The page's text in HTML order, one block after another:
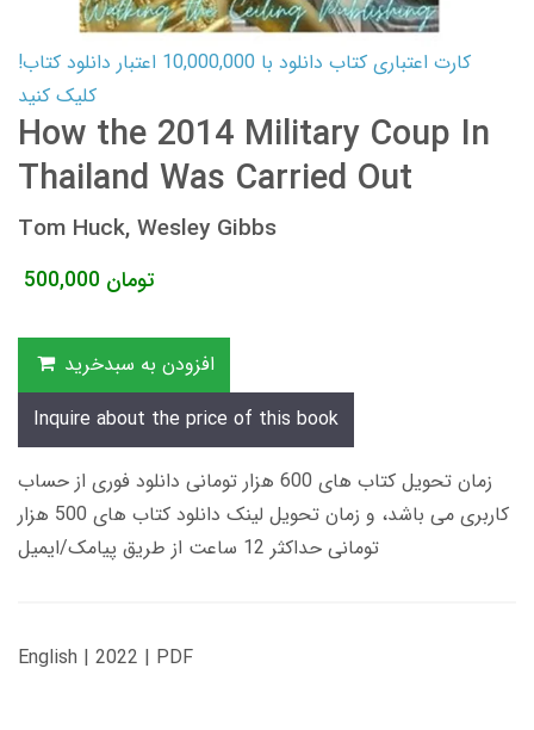
کارت اعتباری کتاب دانلود با 10,000,000 اعتبار دانلود کتاب!
کلیک کنید
How the 2014 Military Coup In
Thailand Was Carried Out
Tom Huck, Wesley Gibbs
500,000 تومان
افزودن به سبدخرید
Inquire about the price of this book
زمان تحویل کتاب های 600 هزار تومانی دانلود فوری از حساب
کاربری می باشد، و زمان تحویل لینک دانلود کتاب های 500 هزار
تومانی حداکثر 12 ساعت از طریق پیامک/ایمیل
English | 2022 | PDF